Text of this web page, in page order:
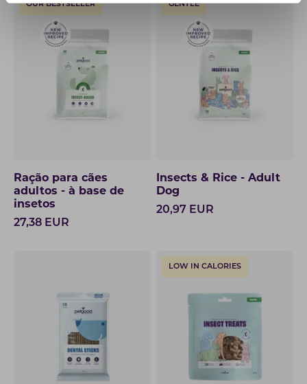
OUR BESTSELLER
Ração para cães
adultos - à base de
insetos
27,38 EUR
GENTLE
Insects & Rice - Adult
Dog
20,97 EUR
LOW IN CALORIES